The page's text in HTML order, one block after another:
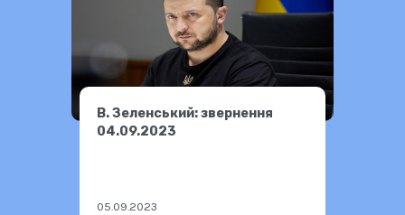
В. Зеленський: звернення
04.09.2023
05.09.2023